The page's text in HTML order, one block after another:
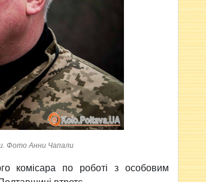
Фото Анни Чапали
комісара по роботі з особовим